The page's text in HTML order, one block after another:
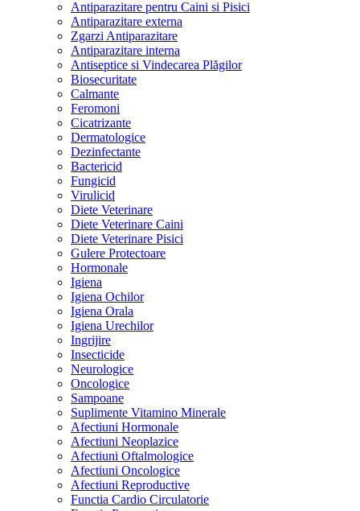
Antiparazitare pentru Caini si Pisici
Antiparazitare externa
Zgarzi Antiparazitare
Antiparazitare interna
Antiseptice si Vindecarea Plăgilor
Biosecuritate
Calmante
Feromoni
Cicatrizante
Dermatologice
Dezinfectante
Bactericid
Fungicid
Virulicid
Diete Veterinare
Diete Veterinare Caini
Diete Veterinare Pisici
Gulere Protectoare
Hormonale
Igiena
Igiena Ochilor
Igiena Orala
Igiena Urechilor
Ingrijire
Insecticide
Neurologice
Oncologice
Sampoane
Suplimente Vitamino Minerale
Afectiuni Hormonale
Afectiuni Neoplazice
Afectiuni Oftalmologice
Afectiuni Oncologice
Afectiuni Reproductive
Functia Cardio Circulatorie